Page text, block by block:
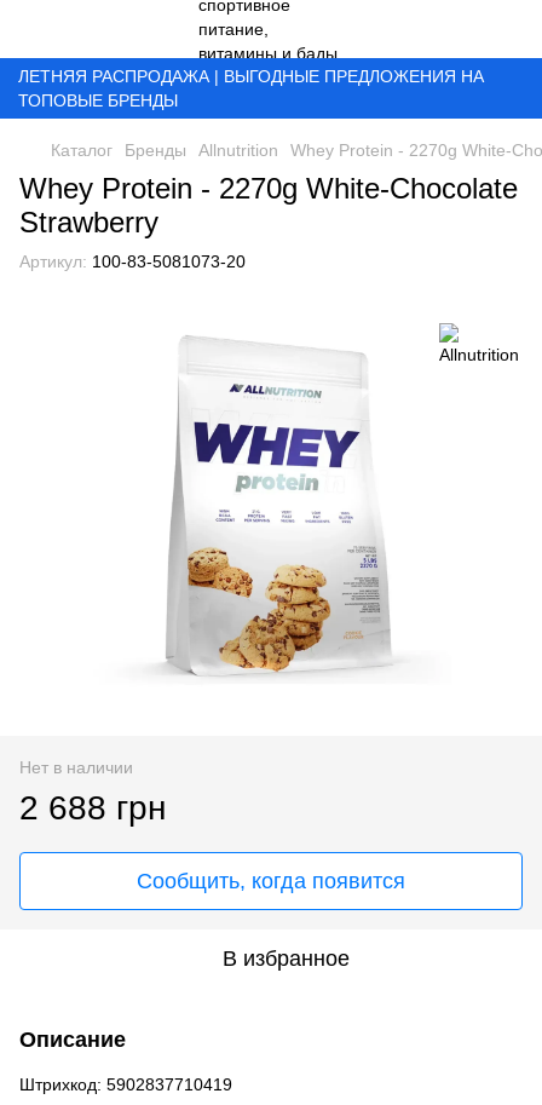
ЛЕТНЯЯ РАСПРОДАЖА | ВЫГОДНЫЕ ПРЕДЛОЖЕНИЯ НА
ТОПОВЫЕ БРЕНДЫ
Каталог Бренды Allnutrition Whey Protein - 2270g White-
Whey Protein - 2270g White-Chocolate
Strawberry
Артикул: 100-83-5081073-20
Нет в наличии
2 688 грн
Сообщить, когда появится
В избранное
Описание
Штрихкод: 5902837710419